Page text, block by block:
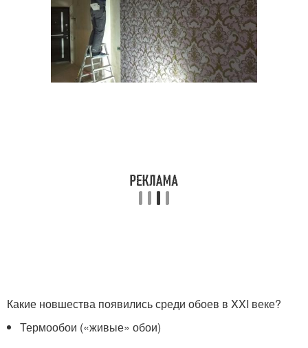
Какие новшества появились среди обоев в XXI веке?
Термообои («живые» обои)